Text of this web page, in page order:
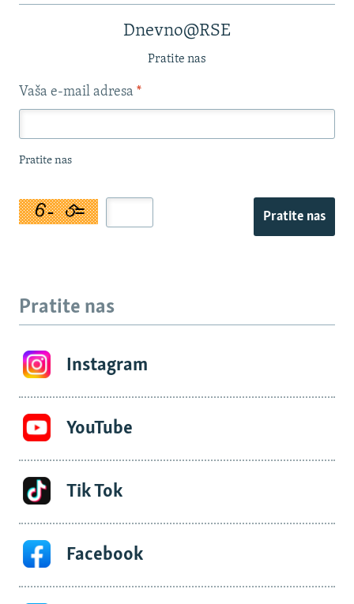
Dnevno@RSE
Pratite nas
Vaša e-mail adresa *
Pratite nas
Pratite nas
Pratite nas
Instagram
YouTube
Tik Tok
Facebook